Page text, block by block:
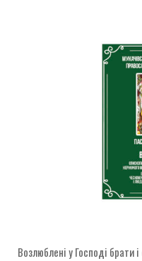
Возлюблені у Господі брати